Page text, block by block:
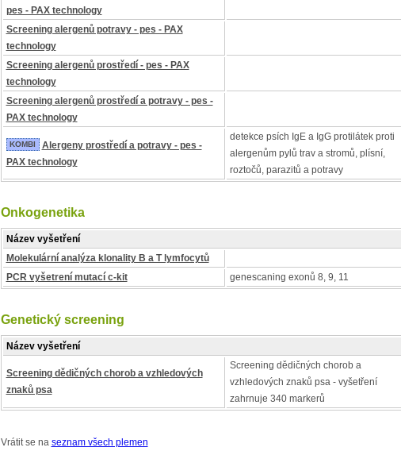
pes - PAX technology
Screening alergenů potravy - pes - PAX
technology
Screening alergenů prostředí - pes - PAX
technology
Screening alergenů prostředí a potravy - pes -
PAX technology
KOMBI
Alergeny prostředí a potravy - pes -
PAX technology
detekce psích IgE a IgG protilátek proti
alergenům pylů trav a stromů, plísní,
roztočů, parazitů a potravy
Onkogenetika
Název vyšetření
Molekulární analýza klonality B a T lymfocytů
PCR vyšetrení mutací c-kit
genescaning exonů 8, 9, 11
Genetický screening
Název vyšetření
Screening dědičných chorob a vzhledových
znaků psa
Screening dědičných chorob a
vzhledových znaků psa - vyšetření
zahrnuje 340 markerů
Vrátit se na seznam všech plemen